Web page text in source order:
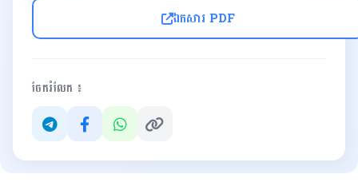
ឯកសារ PDF
ចែករំលែក ៖